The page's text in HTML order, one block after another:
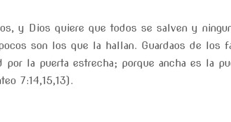
y Dios quiere que todos se salven y
son los que la hallan. Guardaos de los
por la puerta estrecha; porque ancha es la
7:14,15,13).